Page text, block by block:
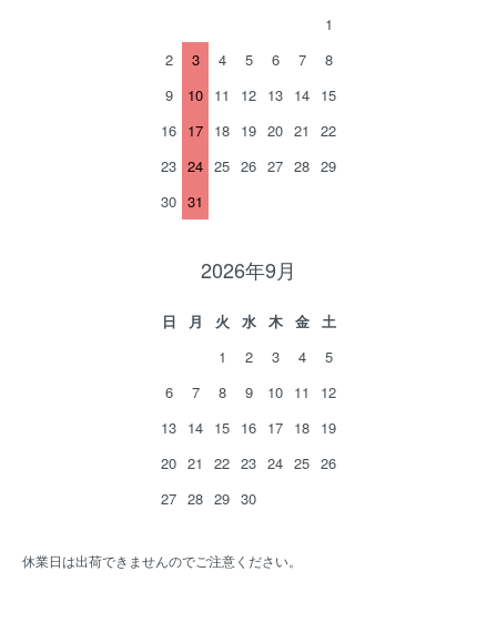
1
2
3 4 5 6 7
8
9
10 11 12 13 14 15
16 17 18 19 20 21
22
23 24 25 26 27 28 29
30 31
2026年9月
日 月 火 水 木 金
土
1
2 3 4
5
6
7 8 9 10 11
12
13 14 15 16 17 18 19
20 21 22 23 24 25 26
27 28 29 30
休業日は出荷できませんのでご注意ください。